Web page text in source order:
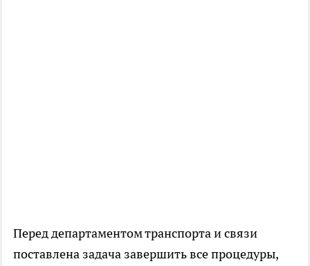
Перед департаментом транспорта и связи
поставлена задача завершить все процедуры,